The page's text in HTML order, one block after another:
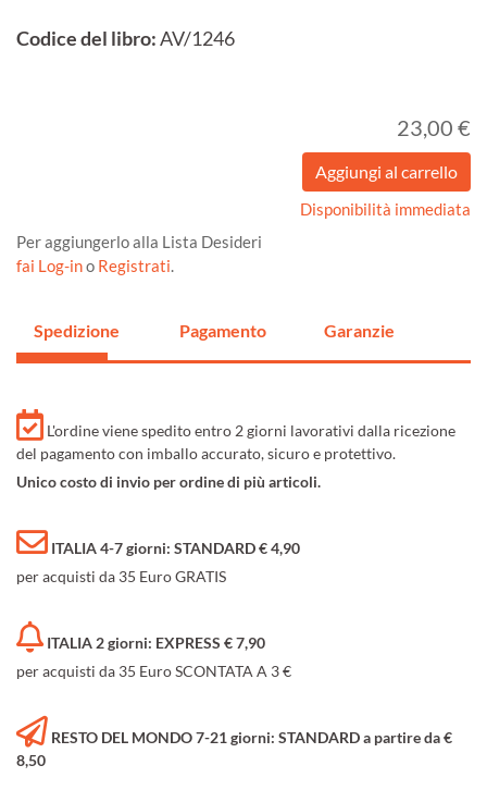
Codice del libro:AV/1246
23,00 €
Disponibilità immediata
Per aggiungerlo alla Lista Desideri
fai Log-ino Registrati.
Spedizione Pagamento Garanzie
L'ordine viene spedito entro 2 giorni lavorativi dalla ricezione
del pagamento con imballo accurato, sicuro e protettivo.
Unico costo di invio per ordine di più articoli.
ITALIA 4-7 giorni: STANDARD € 4,90
per acquisti da 35 Euro GRATIS
ITALIA 2 giorni: EXPRESS € 7,90
per acquisti da 35 Euro SCONTATA A 3 €
RESTO DEL MONDO 7-21 giorni: STANDARD a partire da €
8,50